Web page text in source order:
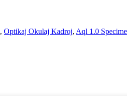
, Optikaj Okulaj Kadroj, Aql 1.0